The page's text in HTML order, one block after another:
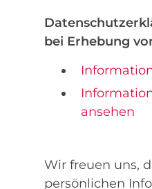
bei Erhebung
ansehen
Wir freuen uns,
persönlichen